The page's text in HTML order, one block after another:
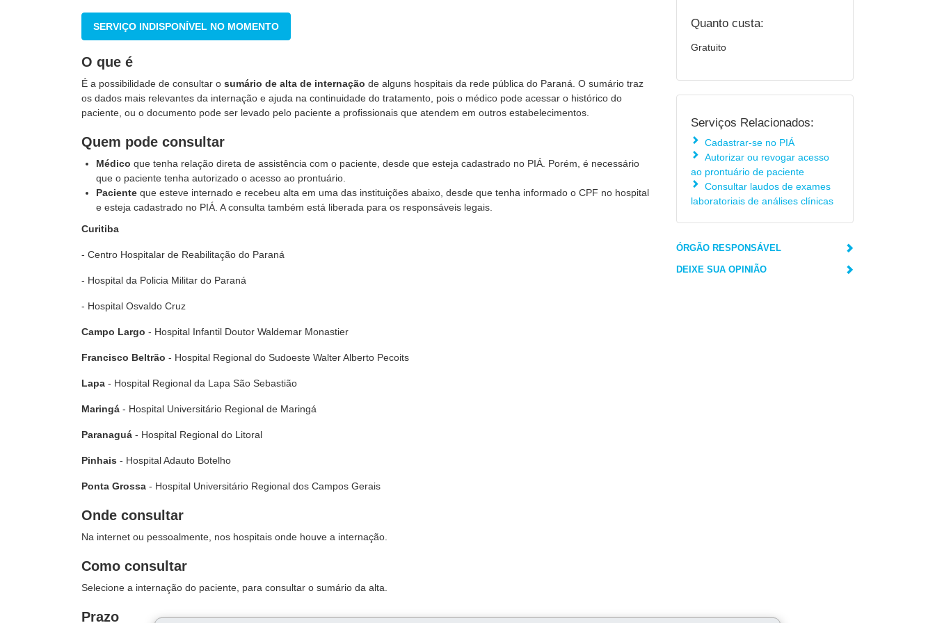
SERVIÇO INDISPONÍVEL NO MOMENTO
O que é
É a possibilidade de consultar o sumário de alta de internação de alguns hospitais da rede pública do Paraná. O sumário traz
os dados mais relevantes da internação e ajuda na continuidade do tratamento, pois o médico pode acessar o histórico do
paciente, ou o documento pode ser levado pelo paciente a profissionais que atendem em outros estabelecimentos.
Quem pode consultar
Médico que tenha relação direta de assistência com o paciente, desde que esteja cadastrado no PIÁ. Porém, é necessário
que o paciente tenha autorizado o acesso ao prontuário.
Paciente que esteve internado e recebeu alta em uma das instituições abaixo, desde que tenha informado o CPF no hospital
e esteja cadastrado no PIÁ. A consulta também está liberada para os responsáveis legais.
Curitiba
- Centro Hospitalar de Reabilitação do Paraná
- Hospital da Policia Militar do Paraná
- Hospital Osvaldo Cruz
Campo Largo - Hospital Infantil Doutor Waldemar Monastier
Francisco Beltrão - Hospital Regional do Sudoeste Walter Alberto Pecoits
Lapa - Hospital Regional da Lapa São Sebastião
Maringá - Hospital Universitário Regional de Maringá
Paranaguá - Hospital Regional do Litoral
Pinhais - Hospital Adauto Botelho
Ponta Grossa - Hospital Universitário Regional dos Campos Gerais
Onde consultar
Na internet ou pessoalmente, nos hospitais onde houve a internação.
Como consultar
Selecione a internação do paciente, para consultar o sumário da alta.
Prazo
Quanto custa:
Gratuito
Serviços Relacionados:
Cadastrar-se no PIÁ
Autorizar ou revogar acesso
ao prontuário de paciente
Consultar laudos de exames
laboratoriais de análises clínicas
ÓRGÃO RESPONSÁVEL
DEIXE SUA OPINIÃO